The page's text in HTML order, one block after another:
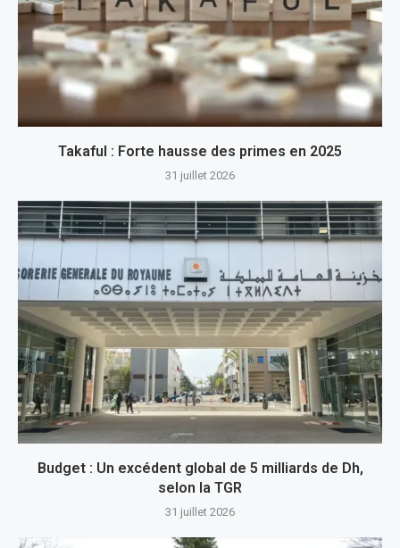
Takaful : Forte hausse des primes en 2025
31 juillet 2026
Budget : Un excédent global de 5 milliards de Dh,
selon la TGR
31 juillet 2026